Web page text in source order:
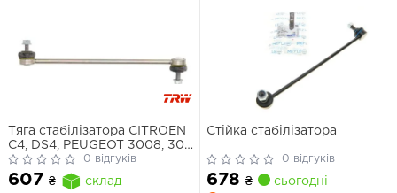
Тяга стабілізатора CITROEN
C4, DS4, PEUGEOT 3008, 307,
308 00 - перед. міст (Вир-во
TRW)
0 відгуків
607 ₴
склад
Стійка стабілізатора
0 відгуків
678 ₴
сьогодні